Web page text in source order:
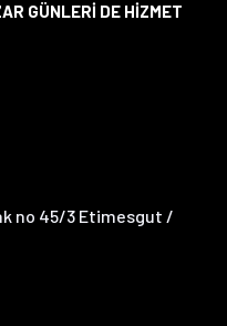
GÜNLERİ DE HİZMET
no 45/3 Etimesgut /